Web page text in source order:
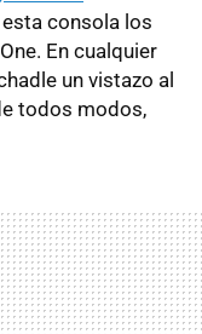
consola los
En cualquier
un vistazo al
todos modos,